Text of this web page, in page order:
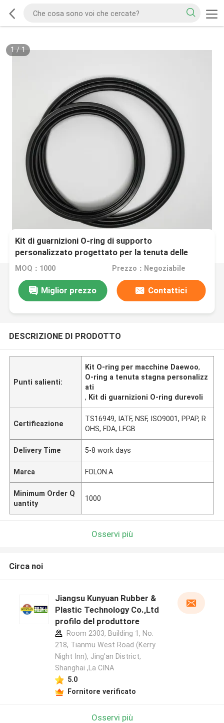
1 / 1
Kit di guarnizioni O-ring di supporto
personalizzato progettato per la tenuta delle
macchine Daewoo, garantendo prestazioni a
MOQ：1000 Prezzo：Negoziabile
Miglior prezzo Contattici
DESCRIZIONE DI PRODOTTO
Punti salienti:
Kit O-ring per macchine Daewoo,
O-ring a tenuta stagna personalizz
ati
, Kit di guarnizioni O-ring durevoli
Certificazione
TS16949, IATF, NSF, ISO9001, PPAP, R
OHS, FDA, LFGB
Delivery Time 5-8 work days
Marca FOLON.A
Minimum Order Q
uantity
1000
Osservi più
Circa noi
Jiangsu Kunyuan Rubber &
Plastic Technology Co.,Ltd
profilo del produttore
Room 2303, Building 1, No.
218, Tianmu West Road (Kerry
Night Inn), Jing'an District,
Shanghai ,La CINA
5.0
Fornitore verificato
Osservi più